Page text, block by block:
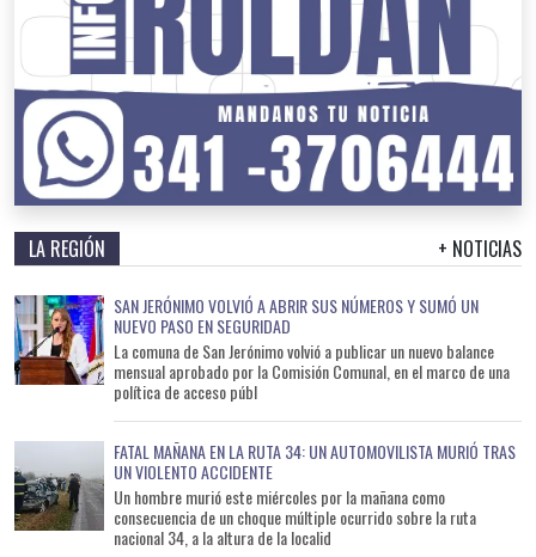
LA REGIÓN + NOTICIAS
SAN JERÓNIMO VOLVIÓ A ABRIR SUS NÚMEROS Y SUMÓ UN
NUEVO PASO EN SEGURIDAD
La comuna de San Jerónimo volvió a publicar un nuevo balance
mensual aprobado por la Comisión Comunal, en el marco de una
política de acceso públ
FATAL MAÑANA EN LA RUTA 34: UN AUTOMOVILISTA MURIÓ TRAS
UN VIOLENTO ACCIDENTE
Un hombre murió este miércoles por la mañana como
consecuencia de un choque múltiple ocurrido sobre la ruta
nacional 34, a la altura de la localid